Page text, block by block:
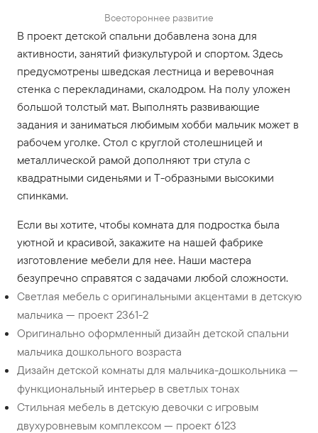
Всестороннее развитие
В проект детской спальни добавлена зона для
активности, занятий физкультурой и спортом. Здесь
предусмотрены шведская лестница и веревочная
стенка с перекладинами, скалодром. На полу уложен
большой толстый мат. Выполнять развивающие
задания и заниматься любимым хобби мальчик может в
рабочем уголке. Стол с круглой столешницей и
металлической рамой дополняют три стула с
квадратными сиденьями и Т-образными высокими
спинками.
Если вы хотите, чтобы комната для подростка была
уютной и красивой, закажите на нашей фабрике
изготовление мебели для нее. Наши мастера
безупречно справятся с задачами любой сложности.
Светлая мебель с оригинальными акцентами в детскую
мальчика — проект 2361-2
Оригинально оформленный дизайн детской спальни
мальчика дошкольного возраста
Дизайн детской комнаты для мальчика-дошкольника —
функциональный интерьер в светлых тонах
Стильная мебель в детскую девочки с игровым
двухуровневым комплексом — проект 6123